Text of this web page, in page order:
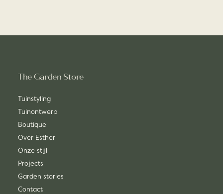
The Garden Store
Tuinstyling
Tuinontwerp
Boutique
Over Esther
Onze stijl
Projects
Garden stories
Contact